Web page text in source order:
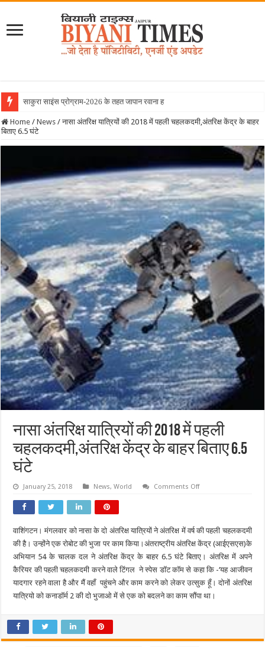
साकुरा साइंस प्रोग्राम-2026 के तहत जापान रवाना हुई बियानी ग्रुप
Home / News / नासा अंतरिक्ष यात्रियों की 2018 में पहली चहलकदमी,अंतरिक्ष केंद्र के बाहर
बिताए 6.5 घंटे
नासा अंतरिक्ष यात्रियों की 2018 में पहली
चहलकदमी,अंतरिक्ष केंद्र के बाहर बिताए 6.5
घंटे
January 25, 2018 News,World Comments Offon
में
पहली
चहलकदमी,अंतरिक्ष
केंद्र
के
बाहर
बिताए
6.5
घंटे
वाशिंगटन। मंगलवार को नासा के दो अंतरिक्ष यात्रियों ने अंतरिक्ष में वर्ष की पहली चहलकदमी
की है। उन्होंने एक रोबोट की भुजा पर काम किया।अंतराष्ट्रीय अंतरिक्ष केंद्र (आईएसएस)के
अभियान 54 के चालक दल ने अंतरिक्ष केंद्र के बाहर 6.5 घंटे बिताए। अंतरिक्ष में अपने
कैरियर की पहली चहलकदमी करने वाले टिंगल ने स्पेस डॉट कॉम से कहा कि -‘यह आजीवन
यादगार रहने वाला है और मैं वहाँ पहुंचने और काम करने को लेकर उत्सुक हूँ। दोनों अंतरिक्ष
यात्रियो को कनाडॉर्म 2 की दो भुजाओ में से एक को बदलने का काम सौंपा था।